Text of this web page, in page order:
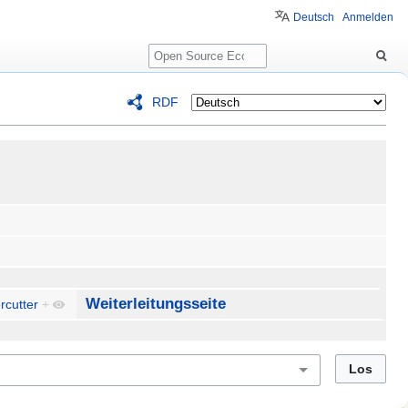
RDF
+ Weiterleitungsseite
Deutsch Anmelden
Suche